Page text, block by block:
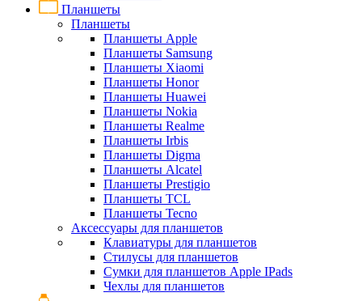
Планшеты
Планшеты
Планшеты Apple
Планшеты Samsung
Планшеты Xiaomi
Планшеты Honor
Планшеты Huawei
Планшеты Nokia
Планшеты Realme
Планшеты Irbis
Планшеты Digma
Планшеты Alcatel
Планшеты Prestigio
Планшеты TCL
Планшеты Tecno
Аксессуары для планшетов
Клавиатуры для планшетов
Стилусы для планшетов
Сумки для планшетов Apple IPads
Чехлы для планшетов